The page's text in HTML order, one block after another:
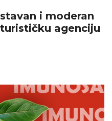
i moderan
agenciju